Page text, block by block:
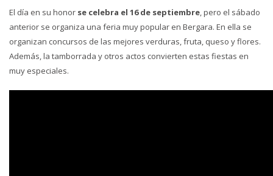
El día en su honor se celebra el 16 de septiembre, pero el sábado
anterior se organiza una feria muy popular en Bergara. En ella se
organizan concursos de las mejores verduras, fruta, queso y flores.
Además, la tamborrada y otros actos convierten estas fiestas en
muy especiales.